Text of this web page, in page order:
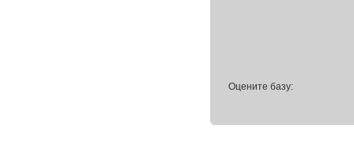
Оцените базу: